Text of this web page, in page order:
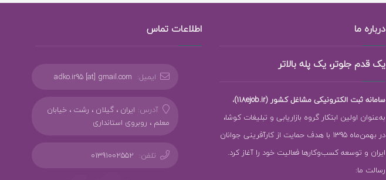
درباره ما
یک قدم جلوتر، یک پله بالاتر
سامانه ثبت الکترونیکی مشاغل کشور (118ejob.ir)
،
به‌عنوان اولین ابتکار گروه بازاریابی و تبلیغات کوشا،
در بهمن‌ماه 1395 با هدف حمایت از کارآفرینی جوانان
ایران و توسعه کسب‌وکارها فعالیت خود را آغاز کرد.
رسالت ما:
اطلاعات تماس
ایمیل: adko.ir95 [at] gmail.com
آدرس: ایران ، گیلان ، رشت ، خیابان
معلم ، روبروی استانداری
تلفن: 01391002552